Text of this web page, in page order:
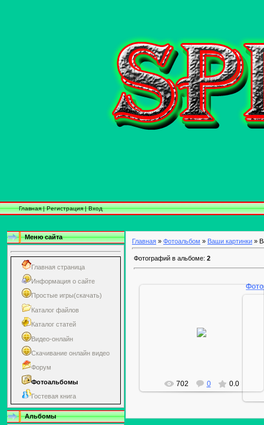
Главная|Регистрация|Вход
Меню сайта
Главная страница
Информация о сайте
Простые игры(скачать)
Каталог файлов
Каталог статей
Видео-онлайн
Скачивание онлайн видео
Форум
Фотоальбомы
Гостевая книга
Альбомы
Главная » Фотоальбом » Ваши картинки »
Фотографий в альбоме: 2
702 0 0.0